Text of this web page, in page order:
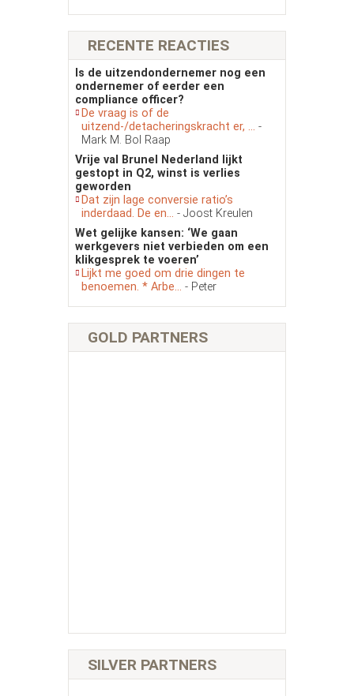
RECENTE REACTIES
Is de uitzendondernemer nog een
ondernemer of eerder een
compliance officer?
De vraag is of de
uitzend-/detacheringskracht er, ... -
Mark M. Bol Raap
Vrije val Brunel Nederland lijkt
gestopt in Q2, winst is verlies
geworden
Dat zijn lage conversie ratio’s
inderdaad. De en... - Joost Kreulen
Wet gelijke kansen: ‘We gaan
werkgevers niet verbieden om een
klikgesprek te voeren’
Lijkt me goed om drie dingen te
benoemen. * Arbe... - Peter
GOLD PARTNERS
SILVER PARTNERS